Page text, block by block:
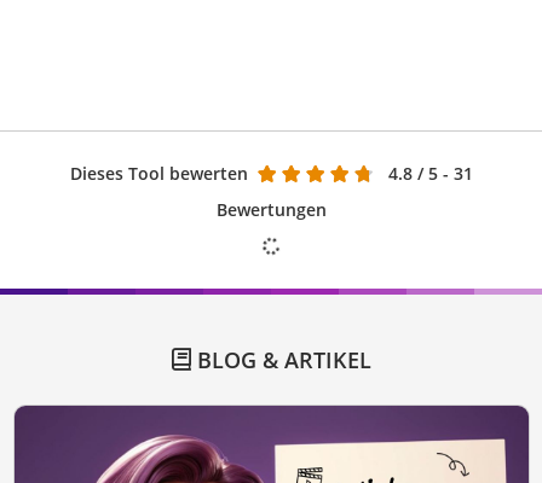
Dieses Tool bewerten 4.8 / 5 - 31
Bewertungen
BLOG & ARTIKEL